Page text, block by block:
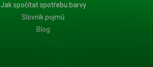
Jak spočítat spotřebu barvy
Slovník pojmů
Blog